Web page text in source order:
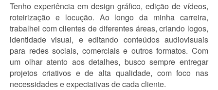
Tenho experiência em design gráfico, edição de vídeos,
roteirização e locução. Ao longo da minha carreira,
trabalhei com clientes de diferentes áreas, criando logos,
identidade visual, e editando conteúdos audiovisuais
para redes sociais, comerciais e outros formatos. Com
um olhar atento aos detalhes, busco sempre entregar
projetos criativos e de alta qualidade, com foco nas
necessidades e expectativas de cada cliente.